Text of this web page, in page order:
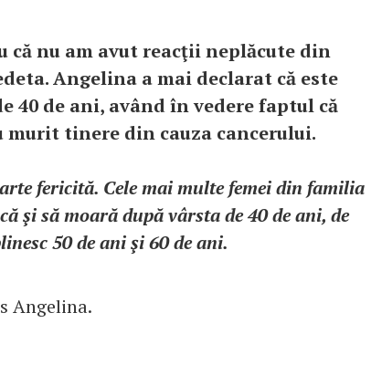
că nu am avut reacţii neplăcute din
Angelina a mai declarat că este
40 de ani, având în vedere faptul că
tinere din cauza cancerului.
fericită. Cele mai multe femei din familia
şi să moară după vârsta de 40 de ani, de
50 de ani şi 60 de ani.
Angelina.